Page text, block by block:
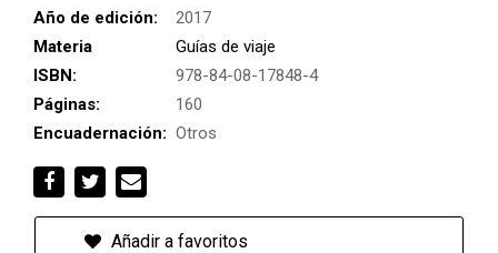
Año de edición:
2017
Materia
Guías de viaje
ISBN:
978-84-08-17848-4
Páginas:
160
Encuadernación: Otros
Añadir a favoritos